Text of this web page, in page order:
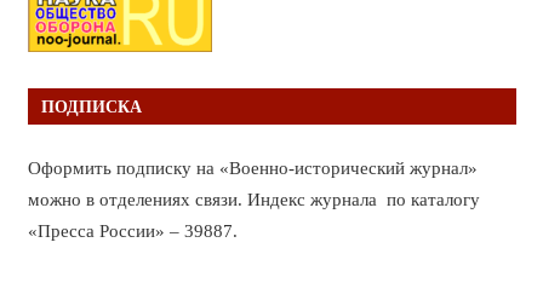
ПОДПИСКА
Оформить подписку на «Военно-исторический журнал»
можно в отделениях связи. Индекс журнала по каталогу
«Пресса России» – 39887.